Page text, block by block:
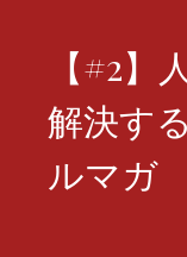
【#2】
解決す
ルマガ